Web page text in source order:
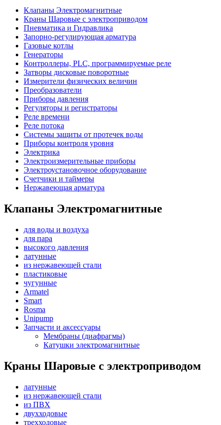
Клапаны Электромагнитные
Краны Шаровые с электроприводом
Пневматика и Гидравлика
Запорно-регулирующая арматура
Газовые котлы
Генераторы
Контроллеры, PLС, программируемые реле
Затворы дисковые поворотные
Измерители физических величин
Преобразователи
Приборы давления
Регуляторы и регистраторы
Реле времени
Реле потока
Системы защиты от протечек воды
Приборы контроля уровня
Электрика
Электроизмерительные приборы
Электроустановочное оборудование
Счетчики и таймеры
Нержавеющая арматура
Клапаны Электромагнитные
для воды и воздуха
для пара
высокого давления
латунные
из нержавеющей стали
пластиковые
чугунные
Armatel
Smart
Rosma
Unipump
Запчасти и аксессуары
Мембраны (диафрагмы)
Катушки электромагнитные
Краны Шаровые с электроприводом
латунные
из нержавеющей стали
из ПВХ
двухходовые
трехходовые